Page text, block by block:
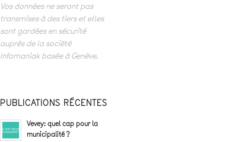
Vos données ne seront pas
transmises à des tiers et elles
sont gardées en sécurité
auprès de la société
Infomaniak basée à Genève.
PUBLICATIONS RÉCENTES
Vevey: quel cap pour la
municipalité ?